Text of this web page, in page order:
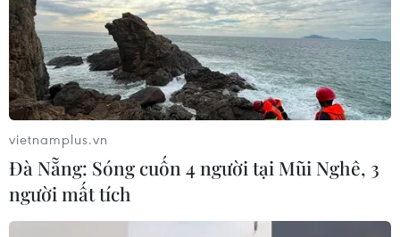
vietnamplus.vn
Đà Nẵng: Sóng cuốn 4 người tại Mũi Nghê, 3
người mất tích